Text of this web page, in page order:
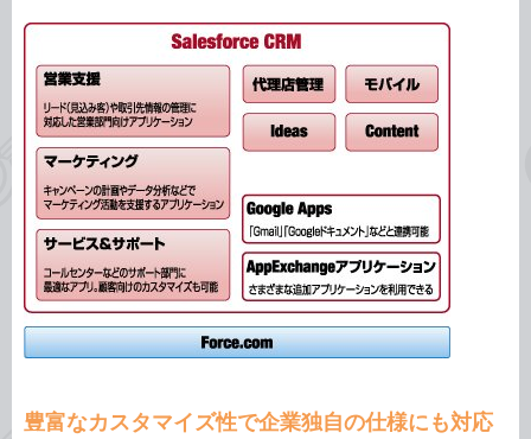
豊富なカスタマイズ性で企業独自の仕様にも対応